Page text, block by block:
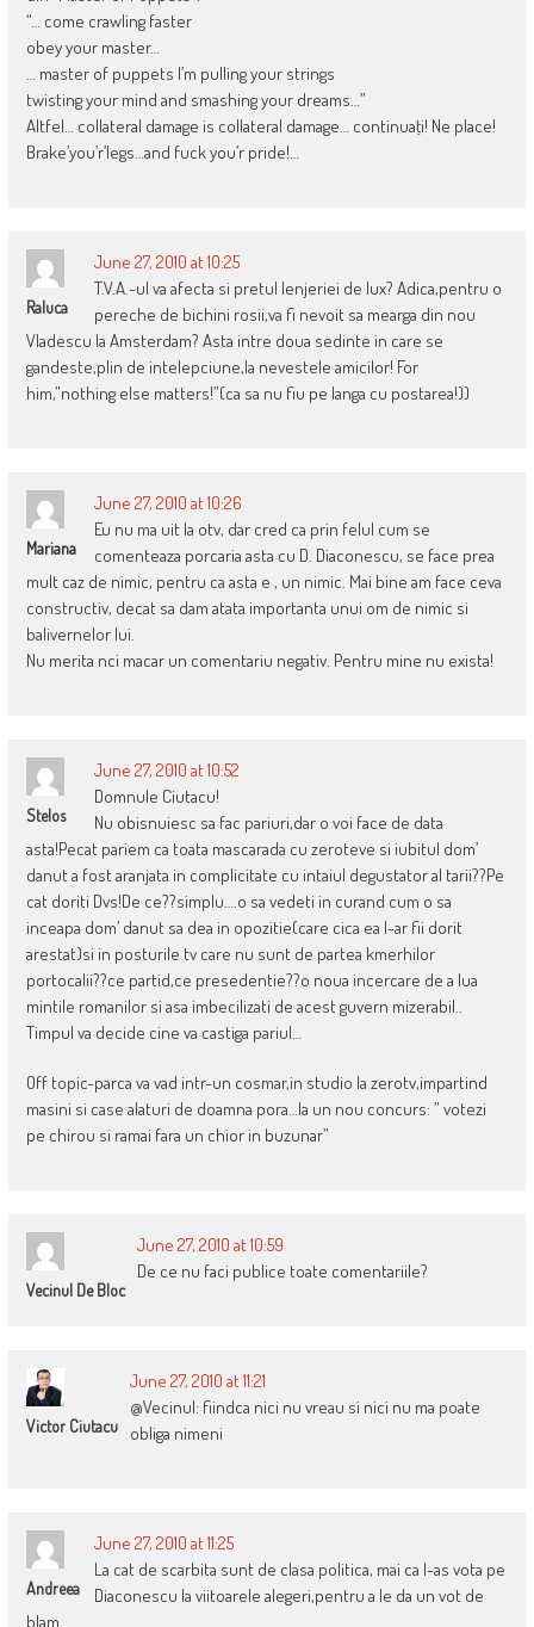
“… come crawling faster
obey your master…
… master of puppets I’m pulling your strings
twisting your mind and smashing your dreams…”
Altfel… collateral damage is collateral damage… continuaţi! Ne place!
Brake’you’r’legs…and fuck you’r pride!…
Raluca
June 27, 2010 at 10:25
T.V.A.-ul va afecta si pretul lenjeriei de lux? Adica,pentru o
pereche de bichini rosii,va fi nevoit sa mearga din nou
Vladescu la Amsterdam? Asta intre doua sedinte in care se
gandeste,plin de intelepciune,la nevestele amicilor! For
him,”nothing else matters!”(ca sa nu fiu pe langa cu postarea!))
Mariana
June 27, 2010 at 10:26
Eu nu ma uit la otv, dar cred ca prin felul cum se
comenteaza porcaria asta cu D. Diaconescu, se face prea
mult caz de nimic, pentru ca asta e , un nimic. Mai bine am face ceva
constructiv, decat sa dam atata importanta unui om de nimic si
balivernelor lui.
Nu merita nci macar un comentariu negativ. Pentru mine nu exista!
Stelos
June 27, 2010 at 10:52
Domnule Ciutacu!
Nu obisnuiesc sa fac pariuri,dar o voi face de data
asta!Pecat pariem ca toata mascarada cu zeroteve si iubitul dom’
danut a fost aranjata in complicitate cu intaiul degustator al tarii??Pe
cat doriti Dvs!De ce??simplu….o sa vedeti in curand cum o sa
inceapa dom’ danut sa dea in opozitie(care cica ea l-ar fii dorit
arestat)si in posturile tv care nu sunt de partea kmerhilor
portocalii??ce partid,ce presedentie??o noua incercare de a lua
mintile romanilor si asa imbecilizati de acest guvern mizerabil..
Timpul va decide cine va castiga pariul…
Off topic-parca va vad intr-un cosmar,in studio la zerotv,impartind
masini si case alaturi de doamna pora…la un nou concurs: ” votezi
pe chirou si ramai fara un chior in buzunar”
Vecinul De Bloc
June 27, 2010 at 10:59
De ce nu faci publice toate comentariile?
Victor Ciutacu
June 27, 2010 at 11:21
@Vecinul: fiindca nici nu vreau si nici nu ma poate
obliga nimeni
Andreea
June 27, 2010 at 11:25
La cat de scarbita sunt de clasa politica, mai ca l-as vota pe
Diaconescu la viitoarele alegeri,pentru a le da un vot de
blam.